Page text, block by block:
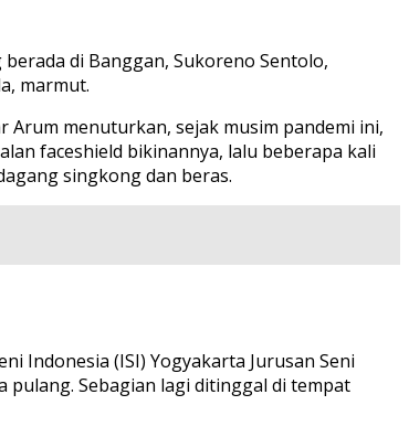
di Banggan, Sukoreno Sentolo,
marmut.
Arum menuturkan, sejak musim pandemi ini,
faceshield bikinannya, lalu beberapa kali
singkong dan beras.
Indonesia (ISI) Yogyakarta Jurusan Seni
pulang. Sebagian lagi ditinggal di tempat